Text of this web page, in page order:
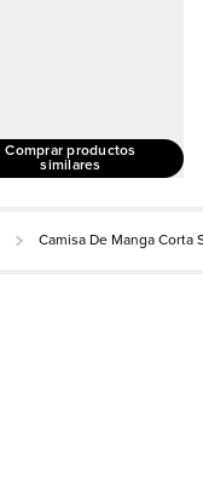
Comprar productos
similares
Camisa De Manga Corta